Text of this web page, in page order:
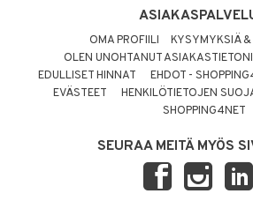
OMA PROFIILI
KYSYMYKSIÄ &
OLEN UNOHTANUT ASIAKASTIETONI
EDULLISET HINNAT
EHDOT -
EVÄSTEET
HENKILÖTIETOJEN
SHOPPING4NET
SEURAA MEITÄ MYÖS